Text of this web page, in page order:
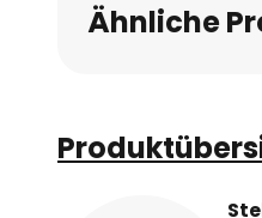
Ähnliche